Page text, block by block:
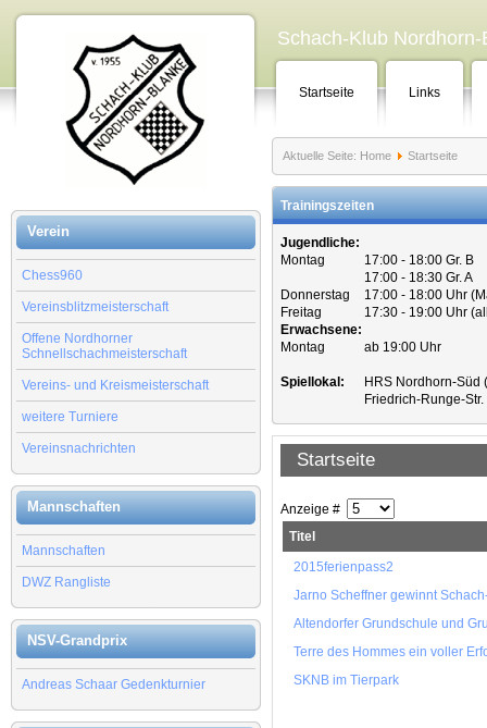
Verein
Chess960
Vereinsblitzmeisterschaft
Offene Nordhorner
Schnellschachmeisterschaft
Vereins- und Kreismeisterschaft
weitere Turniere
Vereinsnachrichten
Mannschaften
Mannschaften
DWZ Rangliste
NSV-Grandprix
Andreas Schaar Gedenkturnier
Schach-Klub
Startseite Links
Aktuelle Seite: Home Startseite
Trainingszeiten
Jugendliche:
Montag
17:00 - 18:00 Gr. B
17:00 - 18:30 Gr. A
Donnerstag
17:00 - 18:00 Uhr
Freitag
17:30 - 19:00 Uhr
Erwachsene:
Montag
ab 19:00 Uhr
Spiellokal:
HRS Nordhorn-Süd
Friedrich-Runge-
Startseite
Anzeige #
Titel
2015ferienpass2
Jarno Scheffner gewinnt
Altendorfer Grundschule und
Terre des Hommes ein voller
SKNB im Tierpark